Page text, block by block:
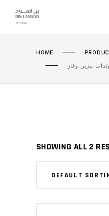
HOME
بنزين وغاز
SHOWING ALL 2
DEFAULT